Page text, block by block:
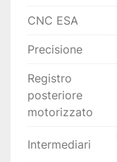
CNC ESA
Precisione
Registro
posteriore
motorizzato
Intermediari